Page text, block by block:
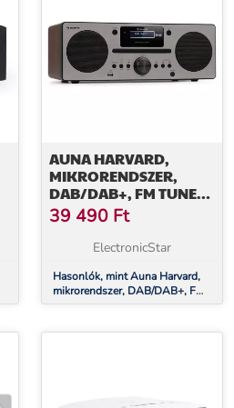
AUNA HARVARD,
MIKRORENDSZER,
DAB/DAB+, FM TUNER,
CD LEJÁTSZÓ,
FELTÖLTÉS USB-VEL,
39 490 Ft
ElectronicStar
Hasonlók, mint Auna Harvard,
mikrorendszer, DAB/DAB+, FM
tuner, CD lejátszó, feltöltés